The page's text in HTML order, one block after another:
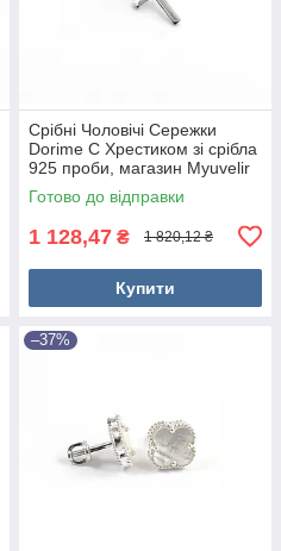
Срібні Чоловічі Сережки
Dorime C Хрестиком зі срібла
925 проби, магазин Myuvelir
Готово до відправки
1 128,47 ₴ 1 820,12 ₴
Купити
–37%